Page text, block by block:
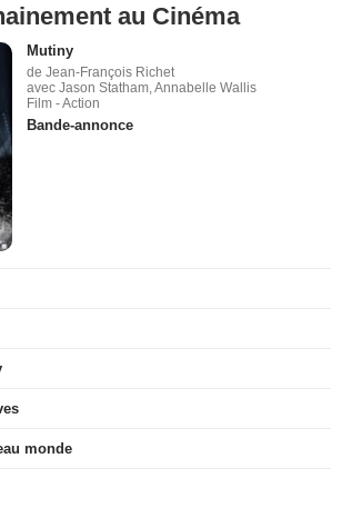
au Cinéma
Mutiny
de Jean-François Richet
avec Jason Statham, Annabelle Wallis
Film - Action
Bande-annonce
monde